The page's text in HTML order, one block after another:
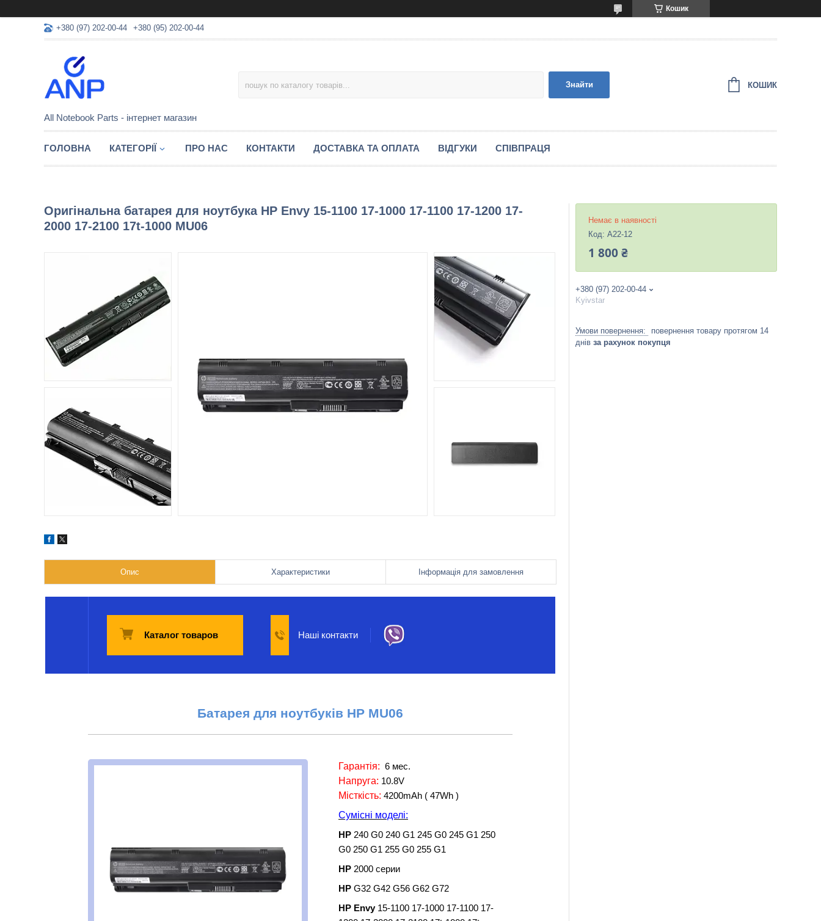
Кошик
+380 (97) 202-00-44 +380 (95) 202-00-44
All Notebook Parts - інтернет магазин
Знайти КОШИК
ГОЛОВНА КАТЕГОРІЇ ПРО НАС КОНТАКТИ ДОСТАВКА ТА ОПЛАТА ВІДГУКИ СПІВПРАЦЯ
Оригінальна батарея для ноутбука HP Envy 15-1100 17-1000 17-1100 17-1200 17-
2000 17-2100 17t-1000 MU06
Опис Характеристики Інформація для замовлення
Каталог товаров Наші контакти
Батарея для ноутбуків HP MU06
Гарантія: 6 мес.
Напруга: 10.8V
Місткість: 4200mAh ( 47Wh )
Сумісні моделі:
HP 240 G0 240 G1 245 G0 245 G1 250
G0 250 G1 255 G0 255 G1
HP 2000 серии
HP G32 G42 G56 G62 G72
HP Envy 15-1100 17-1000 17-1100 17-
Немає в наявності
Код: A22-12
1 800 ₴
+380 (97) 202-00-44
Kyivstar
повернення товару протягом 14
днів за рахунок покупця